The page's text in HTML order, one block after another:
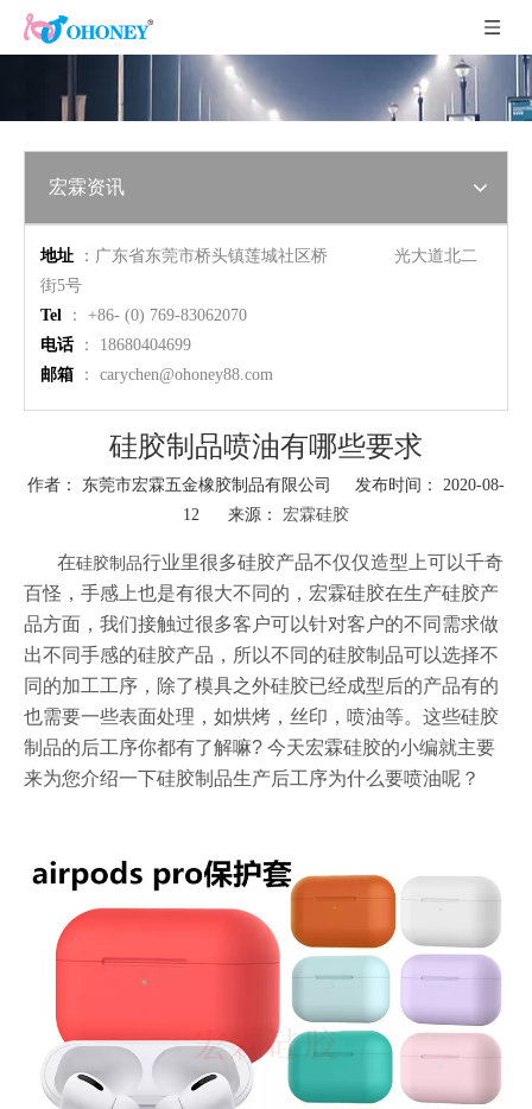
宏霖资讯
地址 ：广东省东莞市桥头镇莲城社区桥 光大道北二
街5号
Tel ： +86- (0) 769-83062070
电话： 18680404699
邮箱 ： carychen@ohoney88.com
硅胶制品喷油有哪些要求
作者： 东莞市宏霖五金橡胶制品有限公司 发布时间： 2020-08-
12 来源： 宏霖硅胶
在硅胶制品行业里很多硅胶产品不仅仅造型上可以千奇
百怪，手感上也是有很大不同的，宏霖硅胶在生产硅胶产
品方面，我们接触过很多客户可以针对客户的不同需求做
出不同手感的硅胶产品，所以不同的硅胶制品可以选择不
同的加工工序，除了模具之外硅胶已经成型后的产品有的
也需要一些表面处理，如烘烤，丝印，喷油等。这些硅胶
制品的后工序你都有了解嘛? 今天宏霖硅胶的小编就主要
来为您介绍一下硅胶制品生产后工序为什么要喷油呢？